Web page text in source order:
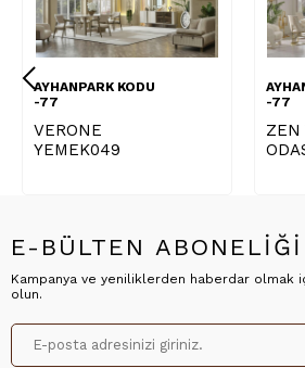
AYHANPARK KODU
VERONE
YEMEK049
ZEN
ODASI
E-BÜLTEN ABONELİĞİ
Kampanya ve yeniliklerden haberdar olmak
olun.